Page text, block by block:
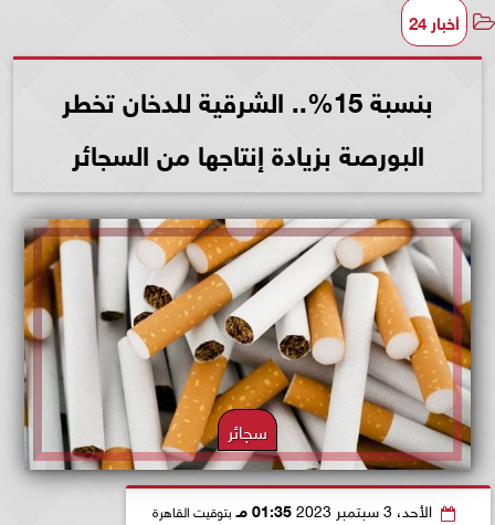
أخبار 24
بنسبة 15%.. الشرقية للدخان تخطر
البورصة بزيادة إنتاجها من السجائر
سجائر
الأحد، 3 سبتمبر 2023 01:35 مـ بتوقيت القاهرة